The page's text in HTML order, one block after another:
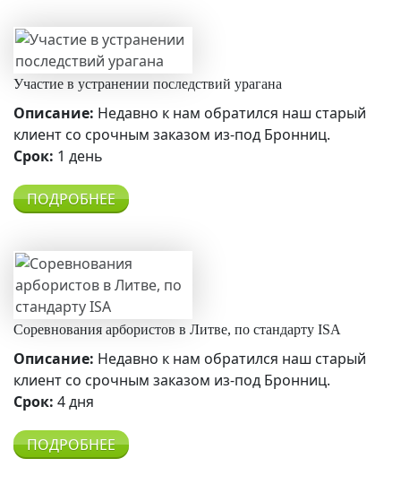
Участие в устранении последствий урагана
Описание: Недавно к нам обратился наш старый
клиент со срочным заказом из-под Бронниц.
Срок: 1 день
ПОДРОБНЕЕ
Соревнования арбористов в Литве, по стандарту ISA
Описание: Недавно к нам обратился наш старый
клиент со срочным заказом из-под Бронниц.
Срок: 4 дня
ПОДРОБНЕЕ